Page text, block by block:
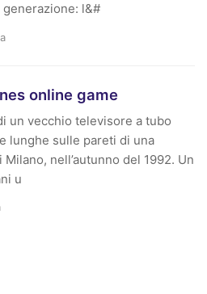
l&#
online game
un vecchio televisore a tubo
lunghe sulle pareti di una
nell’autunno del 1992. Un
u